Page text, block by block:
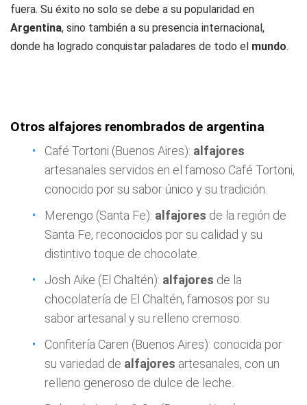
fuera. Su éxito no solo se debe a su popularidad en
Argentina, sino también a su presencia internacional,
donde ha logrado conquistar paladares de todo el mundo.
Otros alfajores renombrados de argentina
Café Tortoni (Buenos Aires): alfajores
artesanales servidos en el famoso Café Tortoni,
conocido por su sabor único y su tradición.
Merengo (Santa Fe): alfajores de la región de
Santa Fe, reconocidos por su calidad y su
distintivo toque de chocolate.
Josh Aike (El Chaltén): alfajores de la
chocolatería de El Chaltén, famosos por su
sabor artesanal y su relleno cremoso.
Confitería Caren (Buenos Aires): conocida por
su variedad de alfajores artesanales, con un
relleno generoso de dulce de leche.